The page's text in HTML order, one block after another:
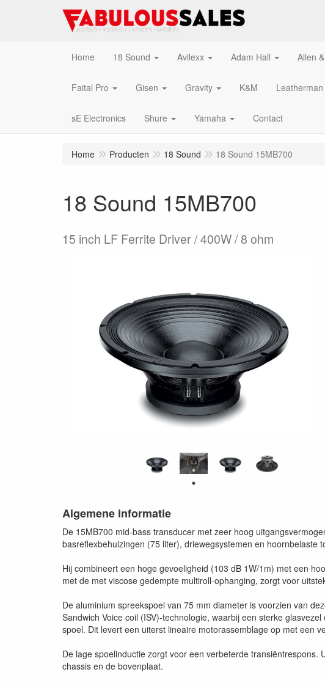
Home 18 Sound Avilexx Adam Hall Allen
Faital Pro Gisen Gravity K&M Leatherman
sE Electronics Shure Yamaha Contact
Home Producten 18 Sound 18 Sound 15MB700
18 Sound 15MB700
15 inch LF Ferrite Driver / 400W / 8 ohm
Algemene informatie
De 15MB700 mid-bass transducer met zeer hoog
basreflexbehuizingen (75 liter), driewegsystemen en hoornbelaste
Hij combineert een hoge gevoeligheid (103 dB 1W/1m) met een
met de met viscose gedempte multiroll-ophanging, zorgt voor
De aluminium spreekspoel van 75 mm diameter is voorzien van
Sandwich Voice coil (ISV)-technologie, waarbij een sterke
spoel. Dit levert een uiterst lineaire motorassemblage op met een
De lage spoelinductie zorgt voor een verbeterde
chassis en de bovenplaat.